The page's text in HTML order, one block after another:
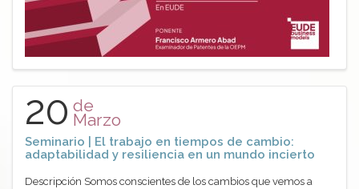
20 de
Marzo
Seminario | El trabajo en tiempos de cambio:
adaptabilidad y resiliencia en un mundo incierto
Descripción Somos conscientes de los cambios que vemos a